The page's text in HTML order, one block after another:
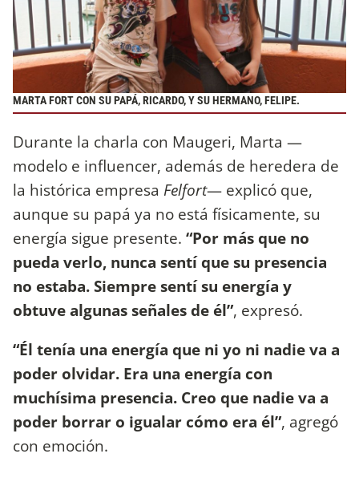
MARTA FORT CON SU PAPÁ, RICARDO, Y SU HERMANO, FELIPE.
Durante la charla con Maugeri, Marta —
modelo e influencer, además de heredera de
la histórica empresa Felfort— explicó que,
aunque su papá ya no está físicamente, su
energía sigue presente. “Por más que no
pueda verlo, nunca sentí que su presencia
no estaba. Siempre sentí su energía y
obtuve algunas señales de él”, expresó.
“Él tenía una energía que ni yo ni nadie va a
poder olvidar. Era una energía con
muchísima presencia. Creo que nadie va a
poder borrar o igualar cómo era él”, agregó
con emoción.